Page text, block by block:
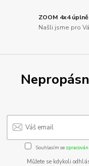
ZOOM 4x4
Našli jsme pro
Souhlasím se
Můžete se kdykoli